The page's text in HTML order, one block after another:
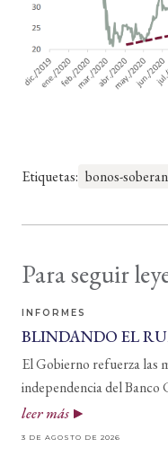
Etiquetas: bonos-
Para seguir
INFORMES
BLINDANDO EL
El Gobierno refuerza las
independencia del Banco
leer más
3 DE AGOSTO DE 2026